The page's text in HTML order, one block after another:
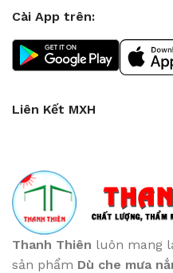
Cài App trên:
Liên Kết MXH
Thanh Thiên luôn mang
sản phẩm Dù che mưa